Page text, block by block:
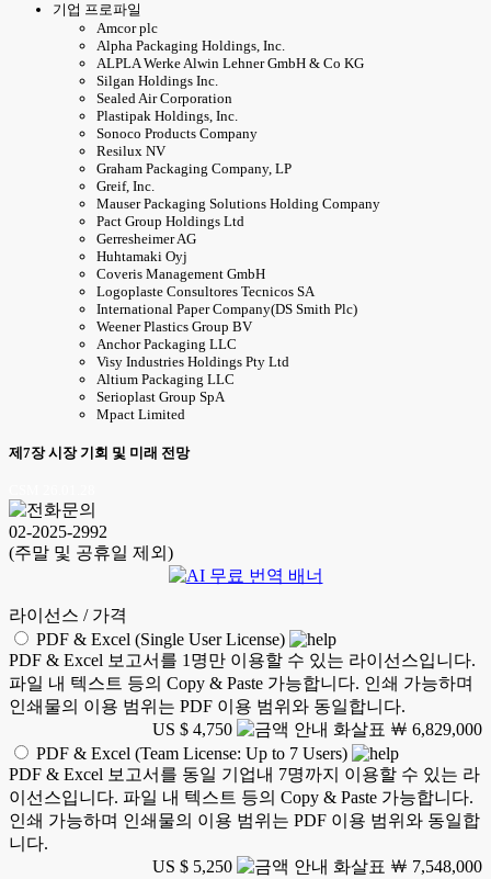
기업 프로파일
Amcor plc
Alpha Packaging Holdings, Inc.
ALPLA Werke Alwin Lehner GmbH & Co KG
Silgan Holdings Inc.
Sealed Air Corporation
Plastipak Holdings, Inc.
Sonoco Products Company
Resilux NV
Graham Packaging Company, LP
Greif, Inc.
Mauser Packaging Solutions Holding Company
Pact Group Holdings Ltd
Gerresheimer AG
Huhtamaki Oyj
Coveris Management GmbH
Logoplaste Consultores Tecnicos SA
International Paper Company(DS Smith Plc)
Weener Plastics Group BV
Anchor Packaging LLC
Visy Industries Holdings Pty Ltd
Altium Packaging LLC
Serioplast Group SpA
Mpact Limited
제7장 시장 기회 및 미래 전망
02-2025-2992
(주말 및 공휴일 제외)
라이선스 / 가격
PDF & Excel (Single User License)
PDF & Excel 보고서를 1명만 이용할 수 있는 라이선스입니다.
파일 내 텍스트 등의 Copy & Paste 가능합니다. 인쇄 가능하며
인쇄물의 이용 범위는 PDF 이용 범위와 동일합니다.
US $ 4,750
￦ 6,829,000
PDF & Excel (Team License: Up to 7 Users)
PDF & Excel 보고서를 동일 기업내 7명까지 이용할 수 있는 라
이선스입니다. 파일 내 텍스트 등의 Copy & Paste 가능합니다.
인쇄 가능하며 인쇄물의 이용 범위는 PDF 이용 범위와 동일합
니다.
US $ 5,250
￦ 7,548,000